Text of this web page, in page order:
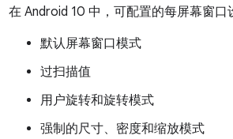
在 Android 10 中，可配置的每屏幕窗口
默认屏幕窗口模式
过扫描值
用户旋转和旋转模式
强制的尺寸、密度和缩放模式